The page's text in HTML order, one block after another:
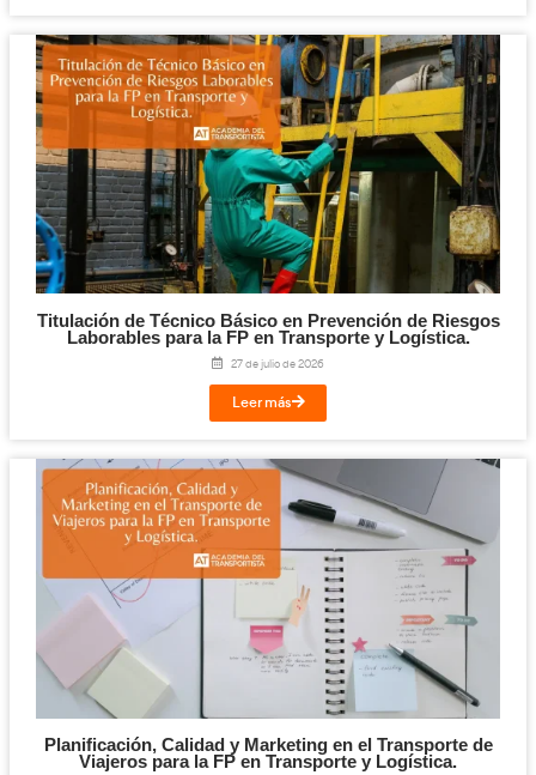
¡Compártelo!
Facebook Twitter LinkedIn
Email Imprimir
Te puede interesar...